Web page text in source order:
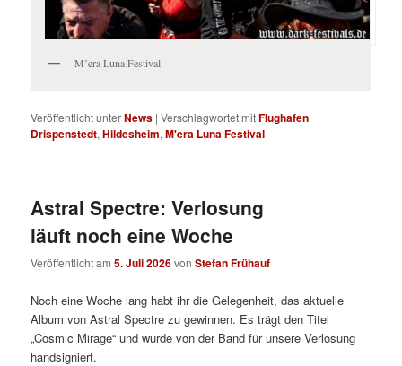
M’era Luna Festival
Veröffentlicht unterNews |Verschlagwortet mitFlughafen
Drispenstedt,Hildesheim,M'era Luna Festival
Astral Spectre: Verlosung
läuft noch eine Woche
Veröffentlicht am5. Juli 2026vonStefan Frühauf
Noch eine Woche lang habt ihr die Gelegenheit, das aktuelle
Album von Astral Spectre zu gewinnen. Es trägt den Titel
„Cosmic Mirage“ und wurde von der Band für unsere Verlosung
handsigniert.